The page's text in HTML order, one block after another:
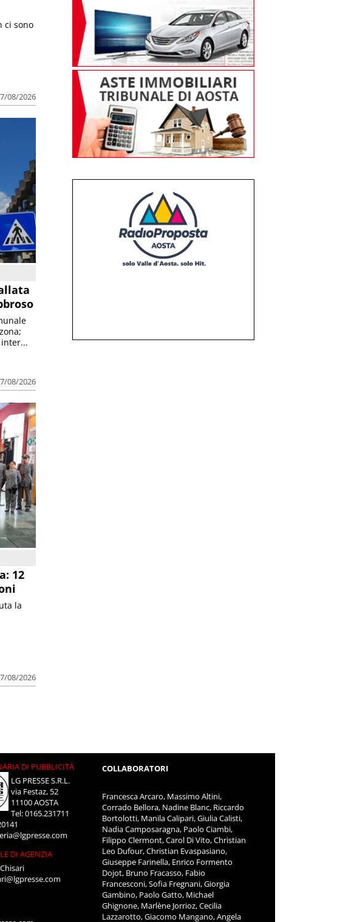
08/2026
ci sono
08/2026
12
08/2026
la
DI PUBBLICITÀ
LG PRESSE S.R.L.
via Festaz, 52
11100 AOSTA
Tel: 0165.231711
DI AGENZIA
COLLABORATORI
Francesca Arcaro, Massimo Altini,
Corrado Bellora, Nadine Blanc, Riccardo
Bortolotti, Manila Calipari, Giulia Calisti,
Nadia Camposaragna, Paolo Ciambi,
Filippo Clermont, Carol Di Vito, Christian
Leo Dufour, Christian Evaspasiano,
Giuseppe Farinella, Enrico Formento
Dojot, Bruno Fracasso, Fabio
Francesconi, Sofia Fregnani, Giorgia
Gambino, Paolo Gatto, Michael
Ghignone, Marlène Jorrioz, Cecilia
Lazzarotto, Giacomo Mangano, Angela